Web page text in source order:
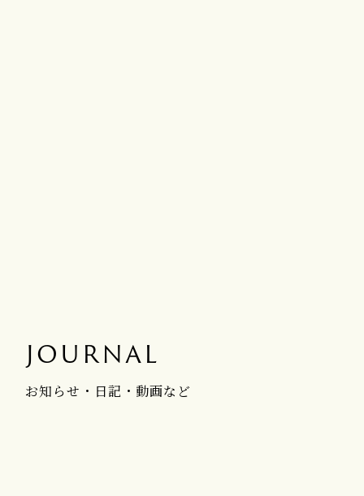
JOURNAL
お知らせ・日記・動画など